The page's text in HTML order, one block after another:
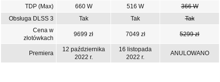
TDP (Max)
660 W 516 W
366 W
Obsługa DLSS 3
Tak Tak
Tak
Cena w
złotówkach
9699 zł 7049 zł 5299 zł
Premiera
12 października
2022 r.
16 listopada
2022 r.
ANULOWANO